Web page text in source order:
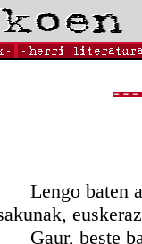
baten
beste